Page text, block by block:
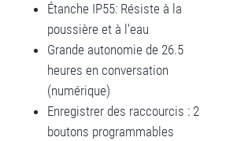
Étanche IP55: Résiste à la
poussière et à l'eau
Grande autonomie de 26.5
heures en conversation
(numérique)
Enregistrer des raccourcis : 2
boutons programmables